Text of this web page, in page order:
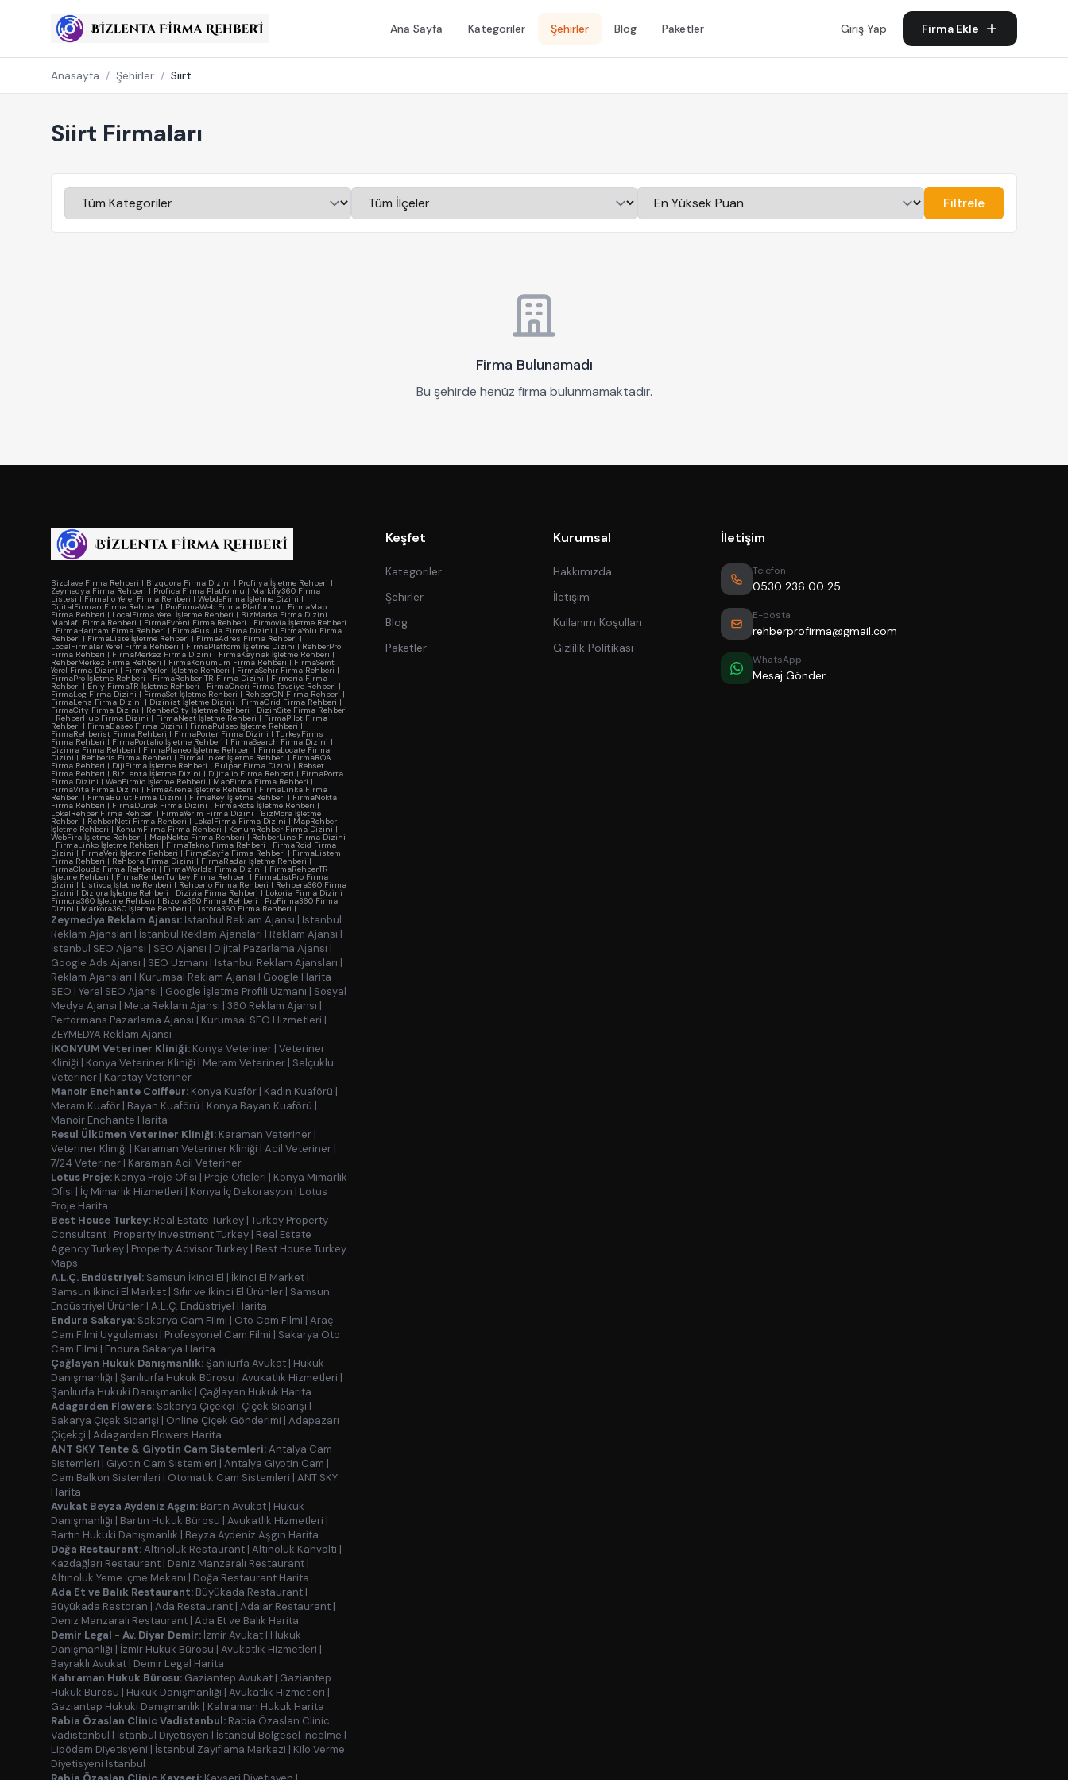
Ana Sayfa Kategoriler Şehirler Blog Paketler Giriş Yap Firma Ekle
Anasayfa / Şehirler / Siirt
Siirt Firmaları
Filtrele
Firma Bulunamadı
Bu şehirde henüz firma bulunmamaktadır.
Bizclave Firma Rehberi | Bizquora Firma Dizini | Profilya İşletme Rehberi |
Zeymedya Firma Rehberi | Profica Firma Platformu | Markify360 Firma
Listesi | Firmalio Yerel Firma Rehberi | WebdeFirma İşletme Dizini |
DijitalFirman Firma Rehberi | ProFirmaWeb Firma Platformu | FirmaMap
Firma Rehberi | LocalFirma Yerel İşletme Rehberi | BizMarka Firma Dizini |
Maplafi Firma Rehberi | FirmaEvreni Firma Rehberi | Firmovia İşletme Rehberi
| FirmaHaritam Firma Rehberi | FirmaPusula Firma Dizini | FirmaYolu Firma
Rehberi | FirmaListe İşletme Rehberi | FirmaAdres Firma Rehberi |
LocalFirmalar Yerel Firma Rehberi | FirmaPlatform İşletme Dizini | RehberPro
Firma Rehberi | FirmaMerkez Firma Dizini | FirmaKaynak İşletme Rehberi |
RehberMerkez Firma Rehberi | FirmaKonumum Firma Rehberi | FirmaSemt
Yerel Firma Dizini | FirmaYerleri İşletme Rehberi | FirmaSehir Firma Rehberi |
FirmaPro İşletme Rehberi | FirmaRehberiTR Firma Dizini | Firmoria Firma
Rehberi | EniyiFirmaTR İşletme Rehberi | FirmaOneri Firma Tavsiye Rehberi |
FirmaLog Firma Dizini | FirmaSet İşletme Rehberi | RehberON Firma Rehberi |
FirmaLens Firma Dizini | Dizinist İşletme Dizini | FirmaGrid Firma Rehberi |
FirmaCity Firma Dizini | RehberCity İşletme Rehberi | DizinSite Firma Rehberi
| RehberHub Firma Dizini | FirmaNest İşletme Rehberi | FirmaPilot Firma
Rehberi | FirmaBaseo Firma Dizini | FirmaPulseo İşletme Rehberi |
FirmaRehberist Firma Rehberi | FirmaPorter Firma Dizini | TurkeyFirms
Firma Rehberi | FirmaPortalio İşletme Rehberi | FirmaSearch Firma Dizini |
Dizinra Firma Rehberi | FirmaPlaneo İşletme Rehberi | FirmaLocate Firma
Dizini | Rehberis Firma Rehberi | FirmaLinker İşletme Rehberi | FirmaROA
Firma Rehberi | DijiFirma İşletme Rehberi | Bulpar Firma Dizini | Rebset
Firma Rehberi | BizLenta İşletme Dizini | Dijitalio Firma Rehberi | FirmaPorta
Firma Dizini | WebFirmio İşletme Rehberi | MapFirma Firma Rehberi |
FirmaVita Firma Dizini | FirmaArena İşletme Rehberi | FirmaLinka Firma
Rehberi | FirmaBulut Firma Dizini | FirmaKey İşletme Rehberi | FirmaNokta
Firma Rehberi | FirmaDurak Firma Dizini | FirmaRota İşletme Rehberi |
LokalRehber Firma Rehberi | FirmaYerim Firma Dizini |BizMora İşletme
Rehberi | RehberNeti Firma Rehberi | LokalFirma Firma Dizini | MapRehber
İşletme Rehberi | KonumFirma Firma Rehberi | KonumRehber Firma Dizini |
WebFira İşletme Rehberi | MapNokta Firma Rehberi | RehberLine Firma Dizini
| FirmaLinko İşletme Rehberi | FirmaTekno Firma Rehberi | FirmaRoid Firma
Dizini | FirmaVeri İşletme Rehberi | FirmaSayfa Firma Rehberi | FirmaListem
Firma Rehberi | Rehbora Firma Dizini | FirmaRadar İşletme Rehberi |
FirmaClouds Firma Rehberi | FirmaWorlds Firma Dizini | FirmaRehberTR
İşletme Rehberi | FirmaRehberTurkey Firma Rehberi | FirmaListPro Firma
Dizini | Listivoa İşletme Rehberi | Rehberio Firma Rehberi | Rehbera360 Firma
Dizini | Diziora İşletme Rehberi | Dizivia Firma Rehberi | Lokoria Firma Dizini |
Firmora360 İşletme Rehberi | Bizora360 Firma Rehberi | ProFirma360 Firma
Dizini | Markora360 İşletme Rehberi | Listora360 Firma Rehberi |
Zeymedya Reklam Ajansı: İstanbul Reklam Ajansı | İstanbul
Reklam Ajansları | İstanbul Reklam Ajansları | Reklam Ajansı |
İstanbul SEO Ajansı | SEO Ajansı | Dijital Pazarlama Ajansı |
Google Ads Ajansı | SEO Uzmanı | İstanbul Reklam Ajansları |
Reklam Ajansları | Kurumsal Reklam Ajansı | Google Harita
SEO | Yerel SEO Ajansı | Google İşletme Profili Uzmanı | Sosyal
Medya Ajansı | Meta Reklam Ajansı | 360 Reklam Ajansı |
Performans Pazarlama Ajansı | Kurumsal SEO Hizmetleri |
ZEYMEDYA Reklam Ajansı
İKONYUM Veteriner Kliniği: Konya Veteriner | Veteriner
Kliniği | Konya Veteriner Kliniği | Meram Veteriner | Selçuklu
Veteriner | Karatay Veteriner
Manoir Enchante Coiffeur: Konya Kuaför | Kadın Kuaförü |
Meram Kuaför | Bayan Kuaförü | Konya Bayan Kuaförü |
Manoir Enchante Harita
Resul Ülkümen Veteriner Kliniği: Karaman Veteriner |
Veteriner Kliniği | Karaman Veteriner Kliniği | Acil Veteriner |
7/24 Veteriner | Karaman Acil Veteriner
Lotus Proje: Konya Proje Ofisi | Proje Ofisleri | Konya Mimarlık
Ofisi | İç Mimarlık Hizmetleri | Konya İç Dekorasyon | Lotus
Proje Harita
Best House Turkey: Real Estate Turkey | Turkey Property
Consultant | Property Investment Turkey | Real Estate
Agency Turkey | Property Advisor Turkey | Best House Turkey
Maps
A.L.Ç. Endüstriyel: Samsun İkinci El | İkinci El Market |
Samsun İkinci El Market | Sıfır ve İkinci El Ürünler | Samsun
Endüstriyel Ürünler | A.L.Ç. Endüstriyel Harita
Endura Sakarya: Sakarya Cam Filmi | Oto Cam Filmi | Araç
Cam Filmi Uygulaması | Profesyonel Cam Filmi | Sakarya Oto
Cam Filmi | Endura Sakarya Harita
Çağlayan Hukuk Danışmanlık:Şanlıurfa Avukat | Hukuk
Danışmanlığı | Şanlıurfa Hukuk Bürosu | Avukatlık Hizmetleri |
Şanlıurfa Hukuki Danışmanlık | Çağlayan Hukuk Harita
Adagarden Flowers: Sakarya Çiçekçi | Çiçek Siparişi |
Sakarya Çiçek Siparişi | Online Çiçek Gönderimi | Adapazarı
Çiçekçi | Adagarden Flowers Harita
ANT SKY Tente & Giyotin Cam Sistemleri:Antalya Cam
Sistemleri | Giyotin Cam Sistemleri | Antalya Giyotin Cam |
Cam Balkon Sistemleri | Otomatik Cam Sistemleri | ANT SKY
Harita
Avukat Beyza Aydeniz Aşgın: Bartın Avukat | Hukuk
Danışmanlığı | Bartın Hukuk Bürosu | Avukatlık Hizmetleri |
Bartın Hukuki Danışmanlık | Beyza Aydeniz Aşgın Harita
Doğa Restaurant:Altınoluk Restaurant | Altınoluk Kahvaltı |
Kazdağları Restaurant | Deniz Manzaralı Restaurant |
Altınoluk Yeme İçme Mekanı | Doğa Restaurant Harita
Ada Et ve Balık Restaurant: Büyükada Restaurant |
Büyükada Restoran | Ada Restaurant | Adalar Restaurant |
Deniz Manzaralı Restaurant | Ada Et ve Balık Harita
Demir Legal - Av. Diyar Demir: İzmir Avukat | Hukuk
Danışmanlığı | İzmir Hukuk Bürosu | Avukatlık Hizmetleri |
Bayraklı Avukat | Demir Legal Harita
Kahraman Hukuk Bürosu: Gaziantep Avukat | Gaziantep
Hukuk Bürosu | Hukuk Danışmanlığı | Avukatlık Hizmetleri |
Gaziantep Hukuki Danışmanlık | Kahraman Hukuk Harita
Rabia Özaslan Clinic Vadistanbul: Rabia Özaslan Clinic
Vadistanbul | İstanbul Diyetisyen | İstanbul Bölgesel İncelme |
Lipödem Diyetisyeni | İstanbul Zayıflama Merkezi | Kilo Verme
Diyetisyeni İstanbul
Keşfet
Kategoriler
Şehirler
Blog
Paketler
Kurumsal
Hakkımızda
İletişim
Kullanım Koşulları
Gizlilik Politikası
İletişim
Telefon
0530 236 00 25
E-posta
rehberprofirma@gmail.com
WhatsApp
Mesaj Gönder